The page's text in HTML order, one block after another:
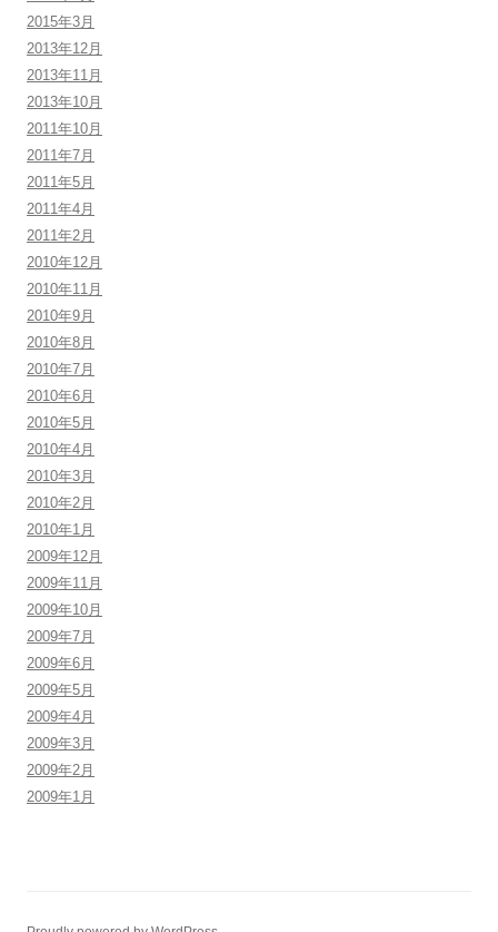
2015年3月
2013年12月
2013年11月
2013年10月
2011年10月
2011年7月
2011年5月
2011年4月
2011年2月
2010年12月
2010年11月
2010年9月
2010年8月
2010年7月
2010年6月
2010年5月
2010年4月
2010年3月
2010年2月
2010年1月
2009年12月
2009年11月
2009年10月
2009年7月
2009年6月
2009年5月
2009年4月
2009年3月
2009年2月
2009年1月